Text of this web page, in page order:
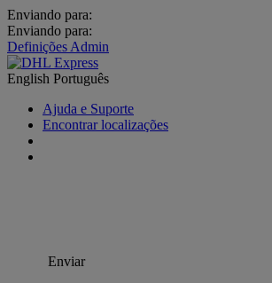
Enviando para:
Enviando para:
Definições Admin
English Português
Ajuda e Suporte
Encontrar localizações
Enviar